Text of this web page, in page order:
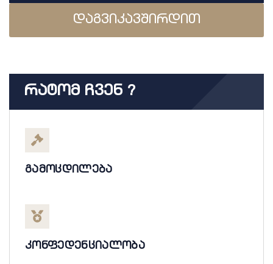
დაგვიკავშირდით
Რატომ Ჩვენ ?
გამოცდილება
კონფედენციალობა